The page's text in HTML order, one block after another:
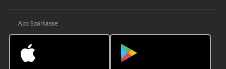
App Sparkasse